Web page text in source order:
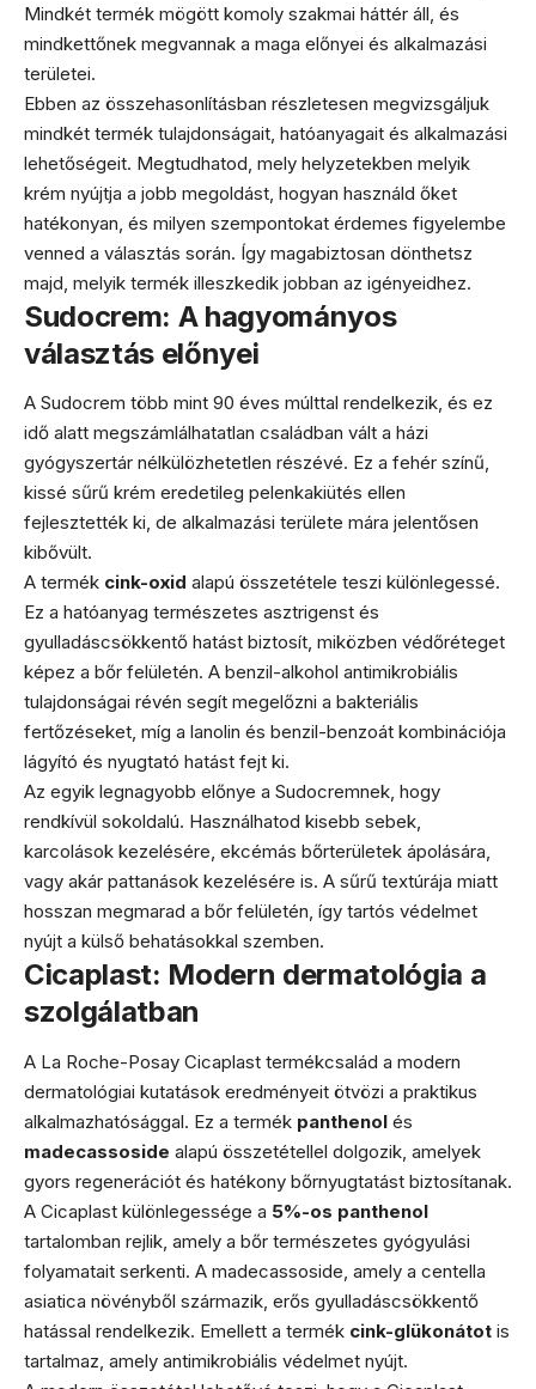
Mindkét termék mögött komoly szakmai háttér áll, és
mindkettőnek megvannak a maga előnyei és alkalmazási
területei.
Ebben az összehasonlításban részletesen megvizsgáljuk
mindkét termék tulajdonságait, hatóanyagait és alkalmazási
lehetőségeit. Megtudhatod, mely helyzetekben melyik
krém nyújtja a jobb megoldást, hogyan használd őket
hatékonyan, és milyen szempontokat érdemes figyelembe
venned a választás során. Így magabiztosan dönthetsz
majd, melyik termék illeszkedik jobban az igényeidhez.
Sudocrem: A hagyományos
választás előnyei
A Sudocrem több mint 90 éves múlttal rendelkezik, és ez
idő alatt megszámlálhatatlan családban vált a házi
gyógyszertár nélkülözhetetlen részévé. Ez a fehér színű,
kissé sűrű krém eredetileg pelenkakiütés ellen
fejlesztették ki, de alkalmazási területe mára jelentősen
kibővült.
A termék cink-oxid alapú összetétele teszi különlegessé.
Ez a hatóanyag természetes asztrigenst és
gyulladáscsökkentő hatást biztosít, miközben védőréteget
képez a bőr felületén. A benzil-alkohol antimikrobiális
tulajdonságai révén segít megelőzni a bakteriális
fertőzéseket, míg a lanolin és benzil-benzoát kombinációja
lágyító és nyugtató hatást fejt ki.
Az egyik legnagyobb előnye a Sudocremnek, hogy
rendkívül sokoldalú. Használhatod kisebb sebek,
karcolások kezelésére, ekcémás bőrterületek ápolására,
vagy akár pattanások kezelésére is. A sűrű textúrája miatt
hosszan megmarad a bőr felületén, így tartós védelmet
nyújt a külső behatásokkal szemben.
Cicaplast: Modern dermatológia a
szolgálatban
A La Roche-Posay Cicaplast termékcsalád a modern
dermatológiai kutatások eredményeit ötvözi a praktikus
alkalmazhatósággal. Ez a termék panthenol és
madecassoside alapú összetétellel dolgozik, amelyek
gyors regenerációt és hatékony bőrnyugtatást biztosítanak.
A Cicaplast különlegessége a 5%-os panthenol
tartalomban rejlik, amely a bőr természetes gyógyulási
folyamatait serkenti. A madecassoside, amely a centella
asiatica növényből származik, erős gyulladáscsökkentő
hatással rendelkezik. Emellett a termék cink-glükonátot is
tartalmaz, amely antimikrobiális védelmet nyújt.